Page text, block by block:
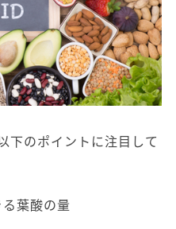
下のポイントに注目して
葉酸の量